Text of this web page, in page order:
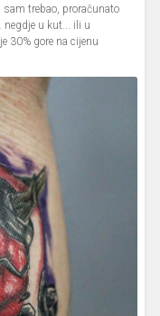
sam trebao, proračunato
u kut... ili u
30% gore na cijenu